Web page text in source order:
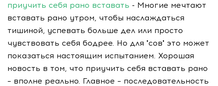
приучить себя рано вставать - Многие мечтают
вставать рано утром, чтобы наслаждаться
тишиной, успевать больше дел или просто
чувствовать себя бодрее. Но для "сов" это может
показаться настоящим испытанием. Хорошая
новость в том, что приучить себя вставать рано
– вполне реально. Главное – последовательность